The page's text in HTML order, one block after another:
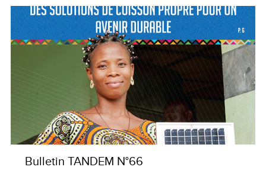
Bulletin TANDEM N°66